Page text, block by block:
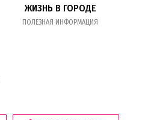
ЖИЗНЬ В ГОРОДЕ
ПОЛЕЗНАЯ ИНФОРМАЦИЯ